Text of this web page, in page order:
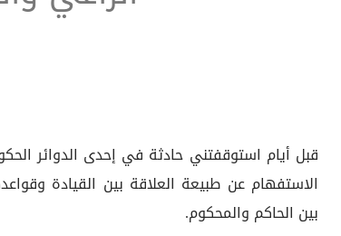
قبل أيام استوقفتني حادثة في إحدى الدوائر
الاستفهام عن طبيعة العلاقة بين القيادة
بين الحاكم والمحكوم.